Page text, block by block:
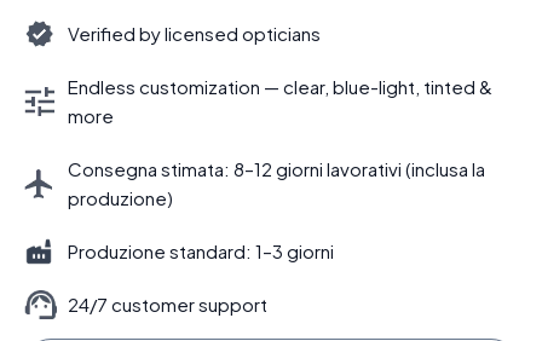
Verified by licensed opticians
Endless customization — clear, blue-light, tinted &
more
Consegna stimata: 8–12 giorni lavorativi (inclusa la
produzione)
Produzione standard: 1–3 giorni
24/7 customer support